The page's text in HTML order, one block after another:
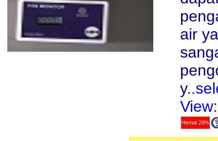
air
y
Hemat 29%